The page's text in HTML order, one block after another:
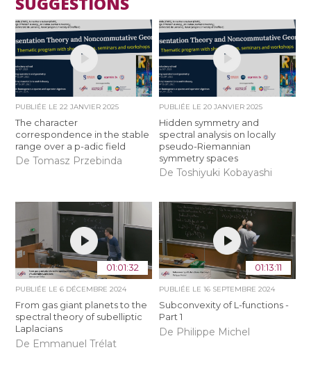
PUBLIÉE LE22 JANVIER 2025
The character
correspondence in the stable
range over a p-adic field
De Tomasz Przebinda
PUBLIÉE LE 20 JANVIER 2025
Hidden symmetry and
spectral analysis on locally
pseudo-Riemannian
symmetry spaces
De Toshiyuki Kobayashi
01:01:32
PUBLIÉE LE6 DÉCEMBRE 2024
From gas giant planets to the
spectral theory of subelliptic
Laplacians
De Emmanuel Trélat
01:13:11
PUBLIÉE LE 16 SEPTEMBRE 2024
Subconvexity of L-functions -
Part 1
De Philippe Michel